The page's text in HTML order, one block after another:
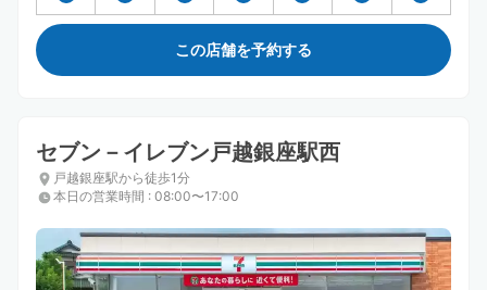
この店舗を予約する
セブン－イレブン戸越銀座駅西
戸越銀座駅から徒歩1分
本日の営業時間 : 08:00〜17:00